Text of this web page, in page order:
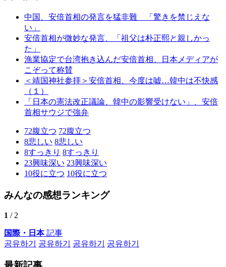
中国、安倍首相の発言を猛非難 「驚きを禁じえな
い」
安倍首相が微妙な発言、「祖父は朴正熙と親しかっ
た」
漁業協定で台湾抱き込んだ安倍首相、日本メディアが
こぞって称賛
＜靖国神社参拝＞安倍首相、今度は嘘…韓中は不快感
（１）
「日本の憲法改正議論、韓中の影響受けない」、安倍
首相サウジで強弁
72腹立つ 72腹立つ
8悲しい 8悲しい
8すっきり 8すっきり
23興味深い 23興味深い
10役に立つ 10役に立つ
みんなの感想ランキング
1 / 2
国際・日本記事
공유하기
공유하기 공유하기 공유하기